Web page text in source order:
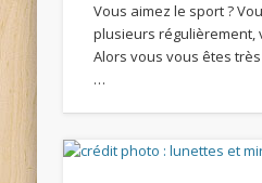
Vous aimez le sport ?
plusieurs régulièrement,
Alors vous vous êtes
…